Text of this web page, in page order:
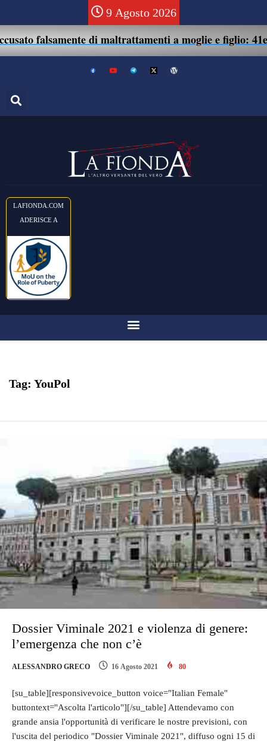
9 Agosto 2026
falsamente di maltrattamenti a moglie e figlio: 41enne
LAFIONDA.COM
ADERISCE A
Tag: YouPol
Dossier Viminale 2021 e violenza di genere:
l’emergenza che non c’è
ALESSANDRO GRECO 16 Agosto 2021 80
[su_table][responsivevoice_button voice="Italian Female"
buttontext="Ascolta l'articolo"][/su_table] Attendevamo con
grande ansia l'opportunità di verificare le nostre previsioni, con
l'uscita del periodico "Dossier Viminale 2021", diffuso ogni 15 di